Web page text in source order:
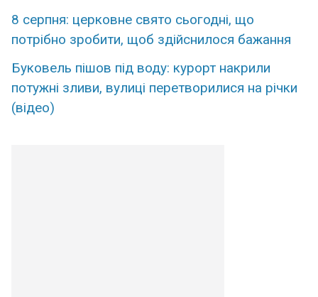
8 серпня: церковне свято сьогодні, що
потрібно зробити, щоб здійснилося бажання
Буковель пішов під воду: курорт накрили
потужні зливи, вулиці перетворилися на річки
(відео)